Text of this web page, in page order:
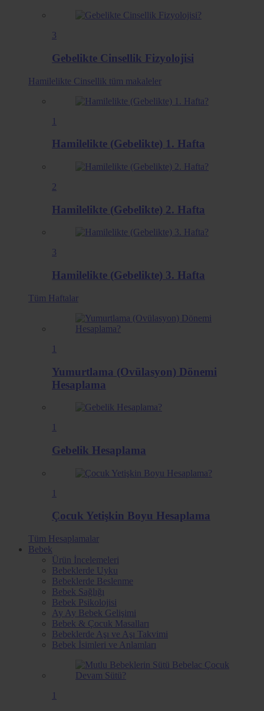
3
Gebelikte Cinsellik Fizyolojisi
Hamilelikte Cinsellik tüm makaleler
1
Hamilelikte (Gebelikte) 1. Hafta
2
Hamilelikte (Gebelikte) 2. Hafta
3
Hamilelikte (Gebelikte) 3. Hafta
Tüm Haftalar
1
Yumurtlama (Ovülasyon) Dönemi
Hesaplama
1
Gebelik Hesaplama
1
Çocuk Yetişkin Boyu Hesaplama
Tüm Hesaplamalar
Bebek
Ürün İncelemeleri
Bebeklerde Uyku
Bebeklerde Beslenme
Bebek Sağlığı
Bebek Psikolojisi
Ay Ay Bebek Gelişimi
Bebek & Çocuk Masalları
Bebeklerde Aşı ve Aşı Takvimi
Bebek İsimleri ve Anlamları
1